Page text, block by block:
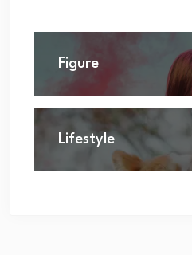
Figure
Lifestyle